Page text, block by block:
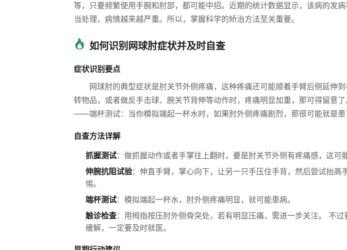
等，只要频繁使用手腕和肘部，都可能中招。近期的统计数据显示，该病的发
当处理，病情越来越严重。所以，掌握科学的矫治方法至关重要。
如何识别网球肘症状并及时自查
症状识别要点
网球肘的典型症状是肘关节外侧疼痛，这种疼痛还可能顺着手臂后侧延伸
转物品，或者做反手击球、腕关节背伸等动作时，疼痛明显加重，那可得留意
——端杯测试：当你模拟端起一杯水时，如果肘外侧疼痛剧烈，那很可能就是患
自查方法详解
抓握测试：做抓握动作或者手掌往上翻时，要是肘关节外侧有疼痛感，这可
伸腕抗阻试验：伸直手臂，掌心向下，让另一只手压住手背，然后尝试抬高
惕。
端杯测试：模拟端起一杯水，肘外侧疼痛明显，就可能患病。
触诊检查：用拇指按压肘外侧骨突处，若有明显压痛，需进一步关注。 不
缓解，一定要及时就医。